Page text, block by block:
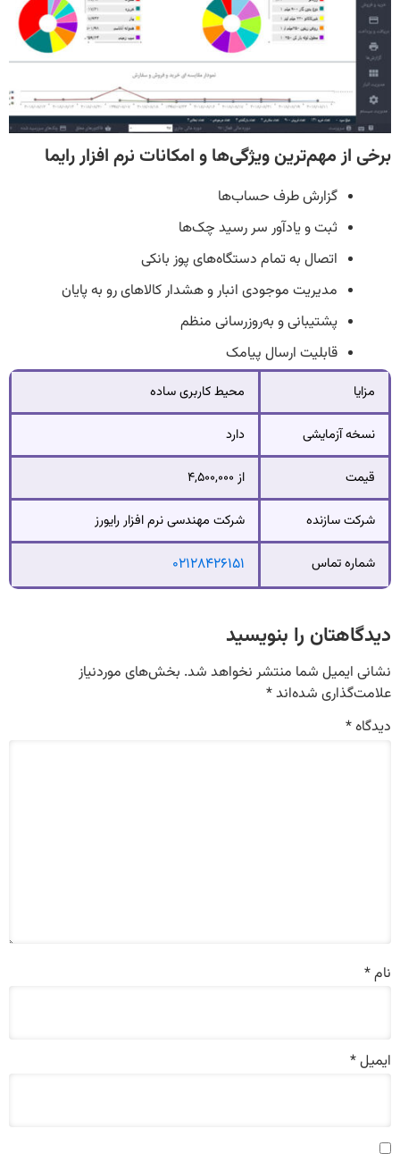
برخی از مهم‌ترین ویژگی‌ها و امکانات نرم افزار رایما
گزارش طرف حساب‌ها
ثبت و یادآور سر رسید چک‌ها
اتصال به تمام دستگاه‌های پوز بانکی
مدیریت موجودی انبار و هشدار کالاهای رو به پایان
پشتیبانی و به‌روزرسانی منظم
قابلیت ارسال پیامک
مزایا محیط کاربری ساده
نسخه آزمایشی دارد
قیمت از ۴,۵۰۰,۰۰۰
شرکت سازنده شرکت مهندسی نرم افزار رایورز
شماره تماس ۰۲۱۲۸۴۲۶۱۵۱
دیدگاهتان را بنویسید
نشانی ایمیل شما منتشر نخواهد شد. بخش‌های موردنیاز
علامت‌گذاری شده‌اند*
دیدگاه*
نام*
ایمیل*